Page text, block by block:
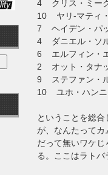
4 クリス・ミー
10 ヤリ‐マティ
7 ヘイデン・パ
4 ダニエル・ソ
6 エルフィン・
2 オット・タナ
9 ステファン・
10 ユホ・ハン
ということを総
が、なんたってカ
だって無いワケじ
る。ここはラトバ